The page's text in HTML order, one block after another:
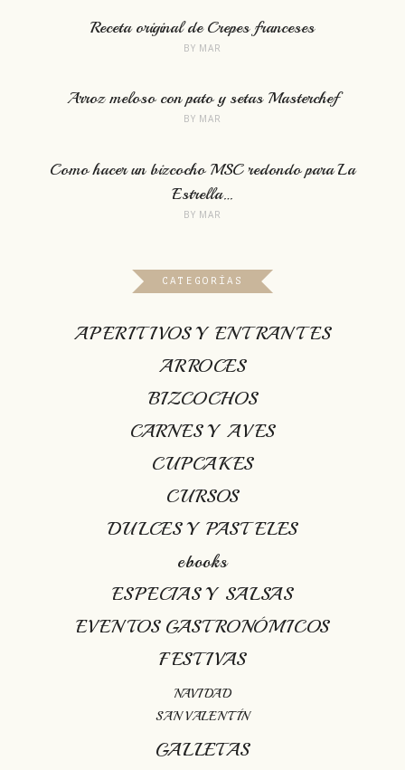
Receta original de Crepes franceses
BY MAR
Arroz meloso con pato y setas Masterchef
BY MAR
Como hacer un bizcocho MSC redondo para La
Estrella…
BY MAR
CATEGORÍAS
APERITIVOS Y ENTRANTES
ARROCES
BIZCOCHOS
CARNES Y AVES
CUPCAKES
CURSOS
DULCES Y PASTELES
ebooks
ESPECIAS Y SALSAS
EVENTOS GASTRONÓMICOS
FESTIVAS
NAVIDAD
SAN VALENTÍN
GALLETAS